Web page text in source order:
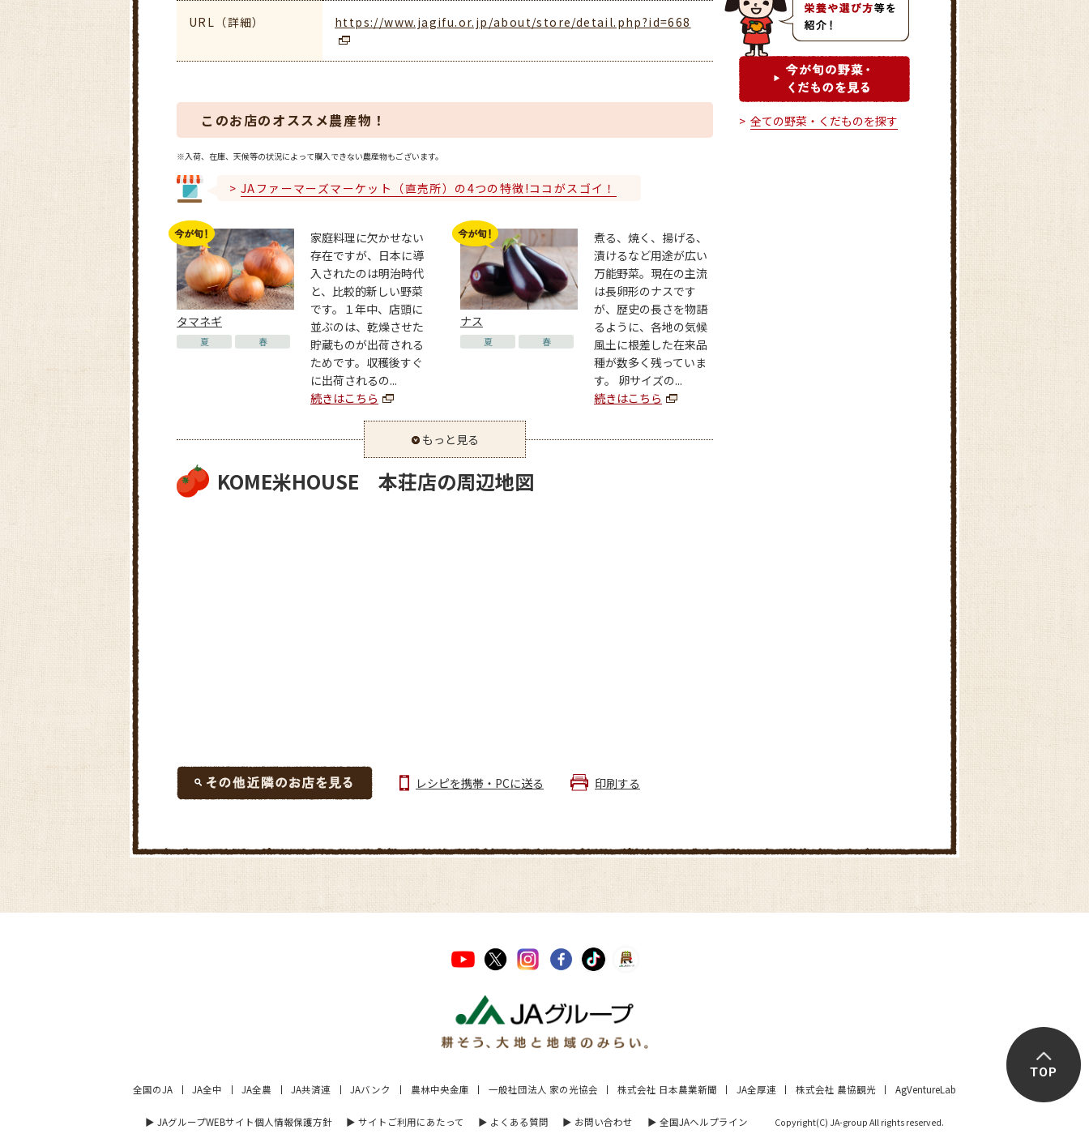
URL（詳細） https://www.jagifu.or.jp/about/store/detail.php?id=668
このお店のオススメ農産物！
※入荷、在庫、天候等の状況によって購入できない農産物もございます。
JAファーマーズマーケット（直売所）の4つの特徴!ココがスゴイ！
タマネギ
夏 春
家庭料理に欠かせない
存在ですが、日本に導
入されたのは明治時代
と、比較的新しい野菜
です。１年中、店頭に
並ぶのは、乾燥させた
貯蔵ものが出荷される
ためです。収穫後すぐ
に出荷されるの...
続きはこちら
ナス
夏 春
煮る、焼く、揚げる、
漬けるなど用途が広い
万能野菜。現在の主流
は長卵形のナスです
が、歴史の長さを物語
るように、各地の気候
風土に根差した在来品
種が数多く残っていま
す。 卵サイズの...
続きはこちら
もっと見る
KOME米HOUSE 本荘店の周辺地図
レシピを携帯・PCに送る 印刷する
おんさい朝市 さかい川グリーン
全ての野菜・くだものを探す
全国のJA JA全中 JA全農 JA共済連 JAバンク 農林中央金庫 一般社団法人 家の光協会 株式会社 日本農業新聞 JA全厚連 株式会社 農協観光 AgVentureLab
▶︎ JAグループWEBサイト個人情報保護方針 ▶︎ サイトご利用にあたって ▶︎ よくある質問 ▶︎ お問い合わせ ▶︎ 全国JAヘルプライン Copyright(C) JA-group All rights reserved.
TOP